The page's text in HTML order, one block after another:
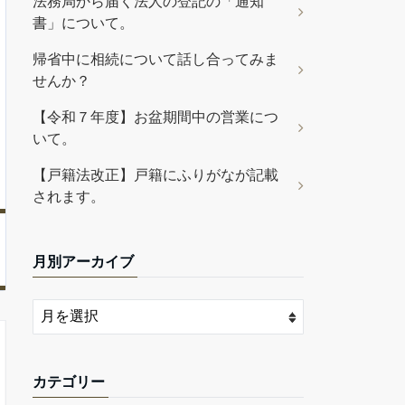
書」について。
帰省中に相続について話し合ってみま
せんか？
【令和７年度】お盆期間中の営業につ
いて。
【戸籍法改正】戸籍にふりがなが記載
されます。
月別アーカイブ
カテゴリー